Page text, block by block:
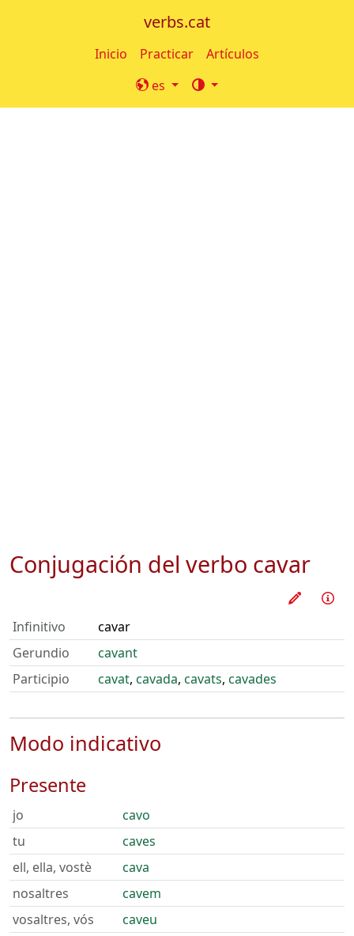
verbs.cat
Inicio Practicar
Artículos
es
Conjugación del verbo cavar
Infinitivo
cavar
Gerundio
cavant
Participio
cavat, cavada, cavats, cavades
Modo indicativo
Presente
jo
cavo
tu
caves
ell, ella, vostè
cava
nosaltres
cavem
vosaltres, vós
caveu